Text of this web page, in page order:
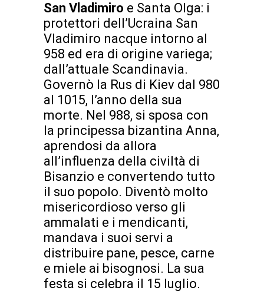
San Vladimiro e Santa Olga: i
protettori dell’Ucraina San
Vladimiro nacque intorno al
958 ed era di origine variega;
dall’attuale Scandinavia.
Governò la Rus di Kiev dal 980
al 1015, l’anno della sua
morte. Nel 988, si sposa con
la principessa bizantina Anna,
aprendosi da allora
all’influenza della civiltà di
Bisanzio e convertendo tutto
il suo popolo. Diventò molto
misericordioso verso gli
ammalati e i mendicanti,
mandava i suoi servi a
distribuire pane, pesce, carne
e miele ai bisognosi. La sua
festa si celebra il 15 luglio.